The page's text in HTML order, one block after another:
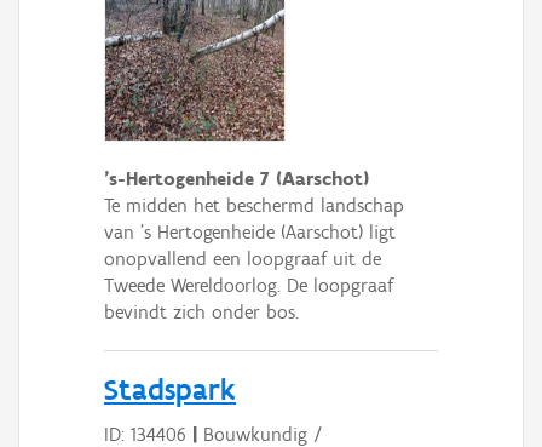
's-Hertogenheide 7 (Aarschot)
Te midden het beschermd landschap
van 's Hertogenheide (Aarschot) ligt
onopvallend een loopgraaf uit de
Tweede Wereldoorlog. De loopgraaf
bevindt zich onder bos.
Stadspark
ID: 134406 | Bouwkundig /